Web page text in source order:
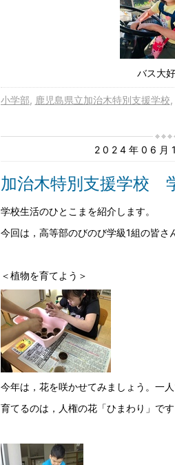
バス大
小学部 鹿児島県立加治木特別支援学校
2024年06月
加治木特別支援学校
学校生活のひとこまを紹介します。
今回は，高等部のびのび学級1組の皆さ
＜植物を育てよう＞
今年は，花を咲かせてみましょう。一
育てるのは，人権の花「ひまわり」で